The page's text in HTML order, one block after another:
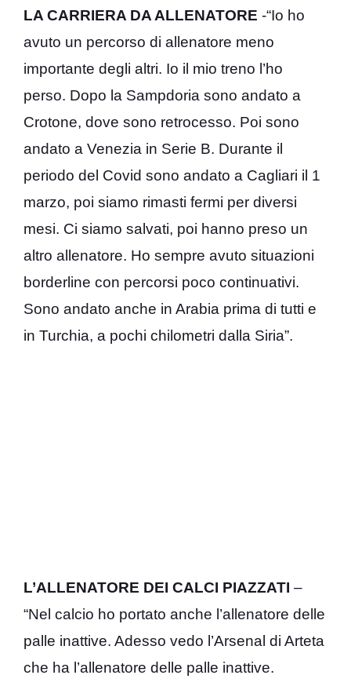
LA CARRIERA DA ALLENATORE -“Io ho
avuto un percorso di allenatore meno
importante degli altri. Io il mio treno l’ho
perso. Dopo la Sampdoria sono andato a
Crotone, dove sono retrocesso. Poi sono
andato a Venezia in Serie B. Durante il
periodo del Covid sono andato a Cagliari il 1
marzo, poi siamo rimasti fermi per diversi
mesi. Ci siamo salvati, poi hanno preso un
altro allenatore. Ho sempre avuto situazioni
borderline con percorsi poco continuativi.
Sono andato anche in Arabia prima di tutti e
in Turchia, a pochi chilometri dalla Siria”.
L’ALLENATORE DEI CALCI PIAZZATI –
“Nel calcio ho portato anche l’allenatore delle
palle inattive. Adesso vedo l’Arsenal di Arteta
che ha l’allenatore delle palle inattive.